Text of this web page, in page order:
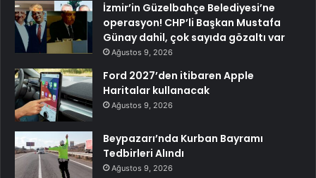
İzmir’in Güzelbahçe Belediyesi’ne
operasyon! CHP’li Başkan Mustafa
Günay dahil, çok sayıda gözaltı var
Ağustos 9, 2026
Ford 2027’den itibaren Apple
Haritalar kullanacak
Ağustos 9, 2026
Beypazarı’nda Kurban Bayramı
Tedbirleri Alındı
Ağustos 9, 2026